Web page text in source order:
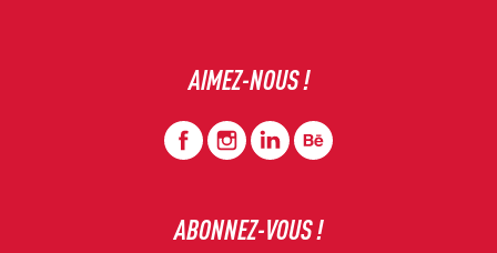
AIMEZ-NOUS !
ABONNEZ-VOUS !